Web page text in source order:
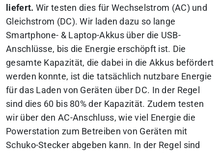
liefert. Wir testen dies für Wechselstrom (AC) und
Gleichstrom (DC). Wir laden dazu so lange
Smartphone- & Laptop-Akkus über die USB-
Anschlüsse, bis die Energie erschöpft ist. Die
gesamte Kapazität, die dabei in die Akkus befördert
werden konnte, ist die tatsächlich nutzbare Energie
für das Laden von Geräten über DC. In der Regel
sind dies 60 bis 80% der Kapazität. Zudem testen
wir über den AC-Anschluss, wie viel Energie die
Powerstation zum Betreiben von Geräten mit
Schuko-Stecker abgeben kann. In der Regel sind